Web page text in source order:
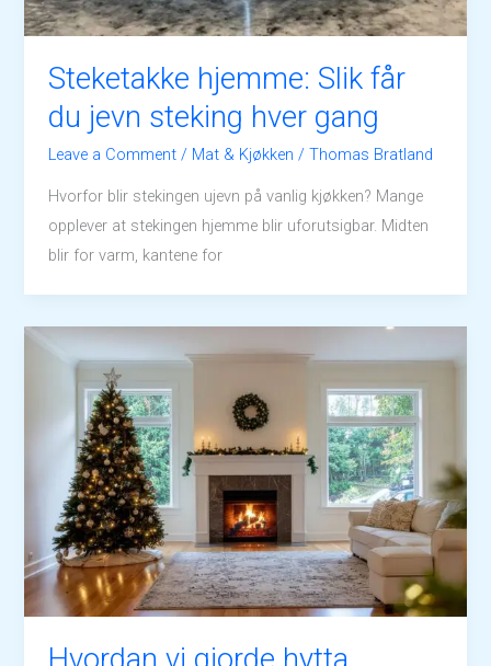
Steketakke hjemme: Slik får
du jevn steking hver gang
Leave a Comment / Mat & Kjøkken /Thomas Bratland
Hvorfor blir stekingen ujevn på vanlig kjøkken? Mange
opplever at stekingen hjemme blir uforutsigbar. Midten
blir for varm, kantene for